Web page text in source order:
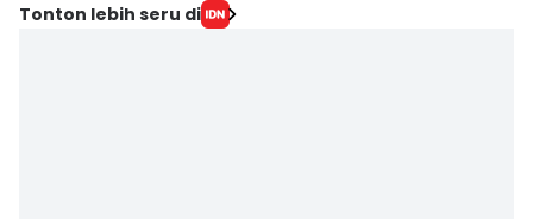
Tonton lebih seru di